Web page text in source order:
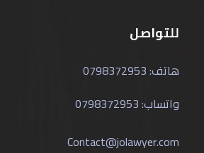
للتواصل
هاتف: 0798372953
واتساب: 0798372953
Contact@jolawyer.com